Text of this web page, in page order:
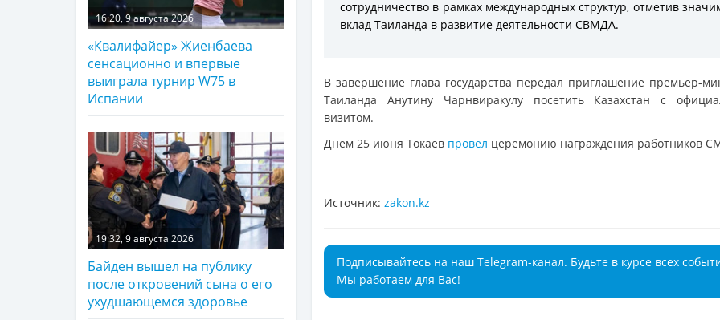
сотрудничество в рамках международных структур, отметив
вклад Таиланда в развитие деятельности СВМДА.
В завершение глава государства передал приглашение премьер-
Таиланда Анутину Чарнвиракулу посетить Казахстан с
визитом.
Днем 25 июня Токаев провел церемонию награждения работников
Источник: zakon.kz
Подписывайтесь на наш Telegram-канал. Будьте в курсе всех
Мы работаем для Вас!
16:20, 9 августа 2026
«Квалифайер» Жиенбаева
сенсационно и впервые
выиграла турнир W75 в
Испании
19:32, 9 августа 2026
Байден вышел на публику
после откровений сына о его
ухудшающемся здоровье